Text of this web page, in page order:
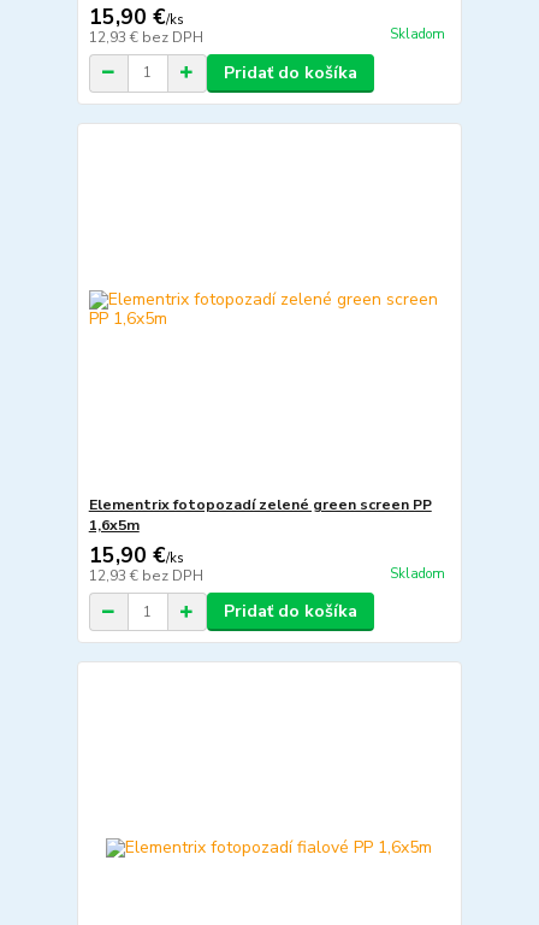
15,90 €/ks
12,93 € bez DPH Skladom
Pridať do košíka
Elementrix fotopozadí zelené green screen PP
1,6x5m
15,90 €/ks
12,93 € bez DPH Skladom
Pridať do košíka